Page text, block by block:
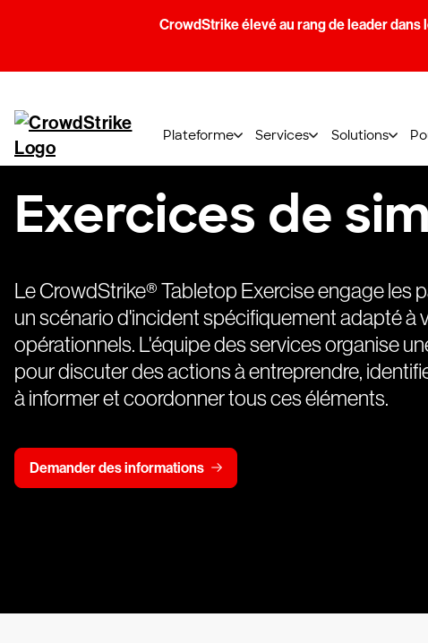
CrowdStrike élevé au rang de leader
Plateforme Services Solutions
Exercices de
Le CrowdStrike® Tabletop Exercise engage les
un scénario d'incident spécifiquement adapté à
opérationnels. L'équipe des services organise
pour discuter des actions à entreprendre,
à informer et coordonner tous ces éléments.
Demander des informations